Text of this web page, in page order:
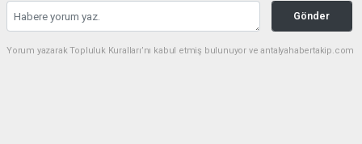
Gönder
Yorum yazarak Topluluk Kuralları’nı kabul etmiş bulunuyor ve antalyahabertakip.com